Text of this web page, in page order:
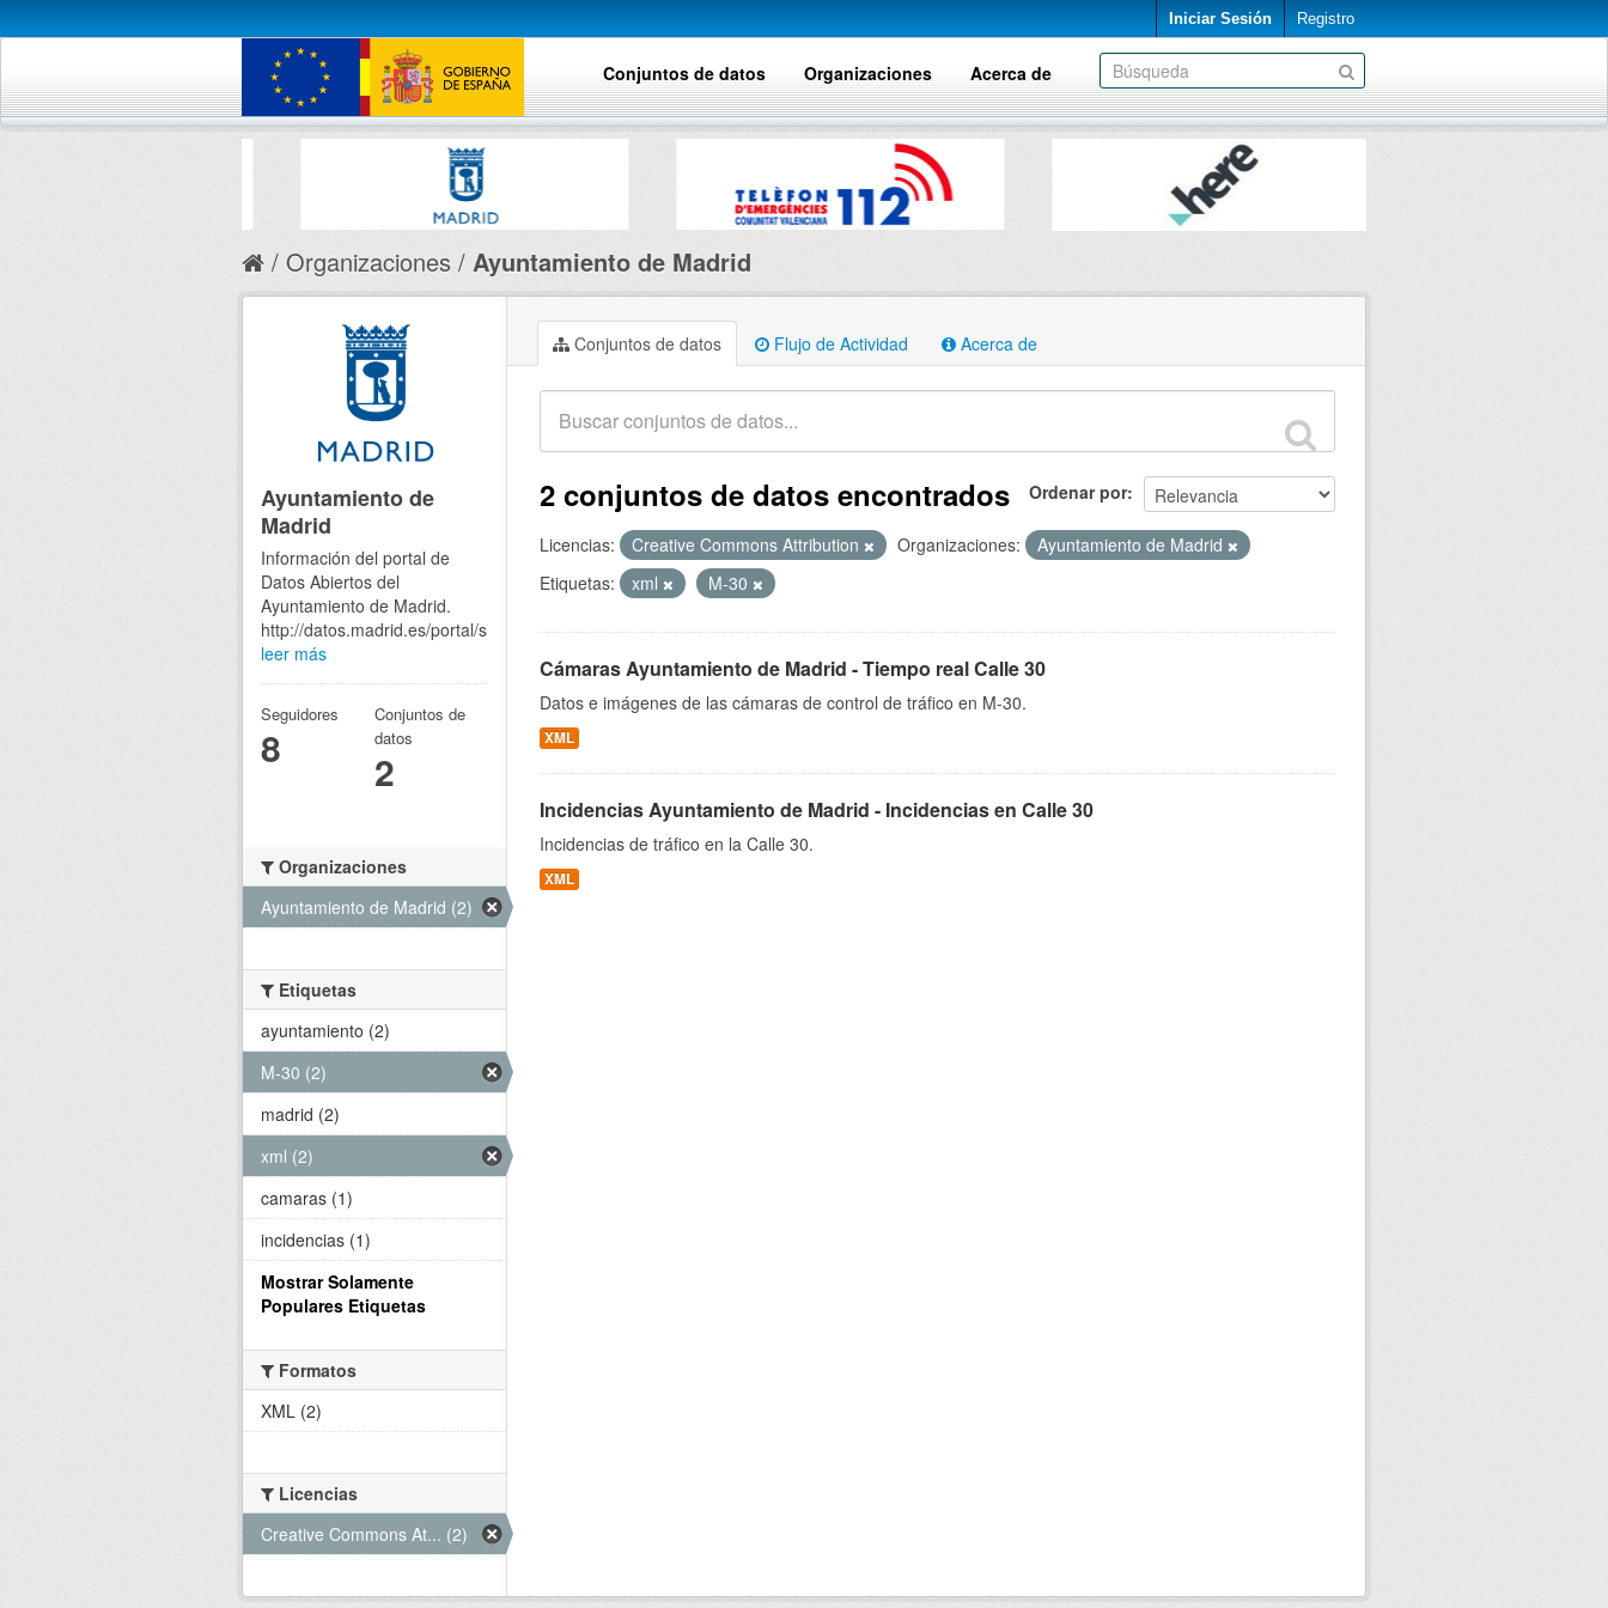
Iniciar Sesión Registro
Conjuntos de datos Organizaciones Acerca de
Organizaciones Ayuntamiento de Madrid
Conjuntos de datos Flujo de Actividad Acerca de
Ordenar por
2 conjuntos de datos encontrados
Licencias: Creative Commons Attribution Organizaciones:
Ayuntamiento de Madrid
Etiquetas:
xml M-30
Cámaras Ayuntamiento de Madrid - Tiempo real Calle 30
Datos e imágenes de las cámaras de control de tráfico en M-30.
XML
Incidencias Ayuntamiento de Madrid - Incidencias en Calle 30
Incidencias de tráfico en la Calle 30.
XML
Ayuntamiento de
Madrid
Información del portal de
Datos Abiertos del
Ayuntamiento de Madrid.
http://datos.madrid.es/portal/site/egob
leer más
Seguidores
8
Conjuntos de
datos
2
Organizaciones
Ayuntamiento de Madrid (2)
Etiquetas
ayuntamiento (2)
M-30 (2)
madrid (2)
xml (2)
camaras (1)
incidencias (1)
Mostrar Solamente
Populares Etiquetas
Formatos
XML (2)
Licencias
Creative Commons At... (2)